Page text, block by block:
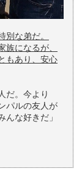
別な弟だ。
族になるが、
もあり、安心
だ。今より
パルの友人が
な好きだ」